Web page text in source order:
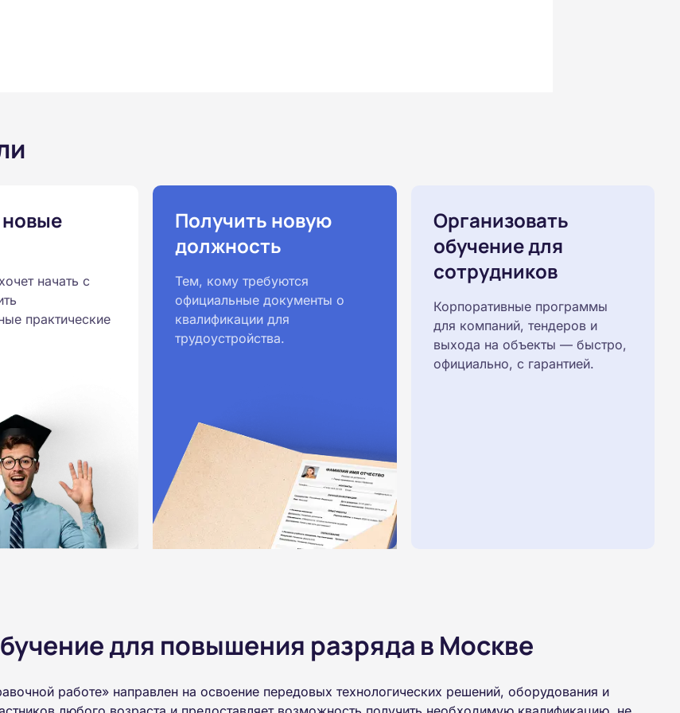
начать с
практические
Получить новую
должность
Тем, кому требуются
официальные документы о
квалификации для
трудоустройства.
Организовать
обучение для
сотрудников
Корпоративные программы
для компаний, тендеров и
выхода на объекты — быстро,
официально, с гарантией.
для повышения разряда в Москве
работе» направлен на освоение передовых технологических решений, оборудования и